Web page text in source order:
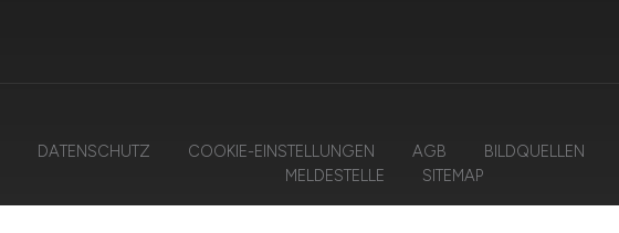
DATENSCHUTZ COOKIE-EINSTELLUNGEN AGB BILDQUELLEN
MELDESTELLE
SITEMAP